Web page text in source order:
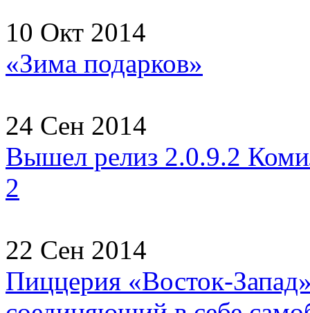
10 Окт 2014
«Зима подарков»
24 Сен 2014
Вышел релиз 2.0.9.2
2
22 Сен 2014
Пиццерия «Восток-